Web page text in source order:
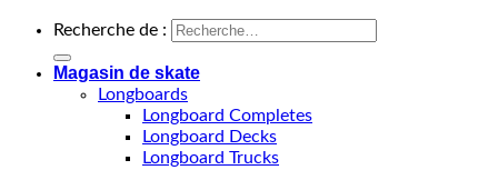
Recherche de :
Magasin de skate
Longboards
Longboard Completes
Longboard Decks
Longboard Trucks